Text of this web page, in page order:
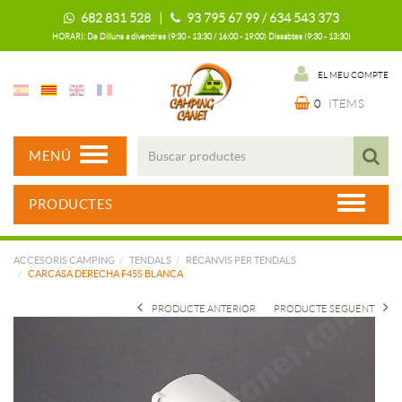
682 831 528 | 93 795 67 99 / 634 543 373
HORARI: De Dilluns a divendres (9:30 - 13:30 / 16:00 - 19:00) Dissabtes (9:30 - 13:30)
EL MEU COMPTE
0 ITEMS
MENÚ
PRODUCTES
ACCESORIS CAMPING TENDALS
RECANVIS PER TENDALS
CARCASA DERECHA F45S BLANCA
PRODUCTE SEGUENT
PRODUCTE ANTERIOR